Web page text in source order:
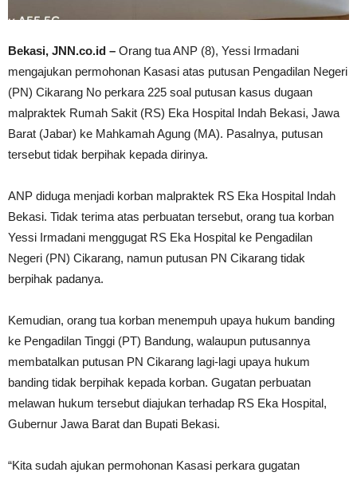
Bekasi, JNN.co.id – Orang tua ANP (8), Yessi Irmadani
mengajukan permohonan Kasasi atas putusan Pengadilan Negeri
(PN) Cikarang No perkara 225 soal putusan kasus dugaan
malpraktek Rumah Sakit (RS) Eka Hospital Indah Bekasi, Jawa
Barat (Jabar) ke Mahkamah Agung (MA). Pasalnya, putusan
tersebut tidak berpihak kepada dirinya.
ANP diduga menjadi korban malpraktek RS Eka Hospital Indah
Bekasi. Tidak terima atas perbuatan tersebut, orang tua korban
Yessi Irmadani menggugat RS Eka Hospital ke Pengadilan
Negeri (PN) Cikarang, namun putusan PN Cikarang tidak
berpihak padanya.
Kemudian, orang tua korban menempuh upaya hukum banding
ke Pengadilan Tinggi (PT) Bandung, walaupun putusannya
membatalkan putusan PN Cikarang lagi-lagi upaya hukum
banding tidak berpihak kepada korban. Gugatan perbuatan
melawan hukum tersebut diajukan terhadap RS Eka Hospital,
Gubernur Jawa Barat dan Bupati Bekasi.
“Kita sudah ajukan permohonan Kasasi perkara gugatan